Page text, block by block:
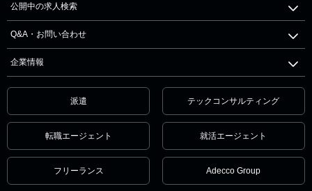
公開中の求人検索
Q&A・お問い合わせ
企業情報
派遣 テックコンサルティング
転職エージェント 就活エージェント
フリーランス Adecco Group